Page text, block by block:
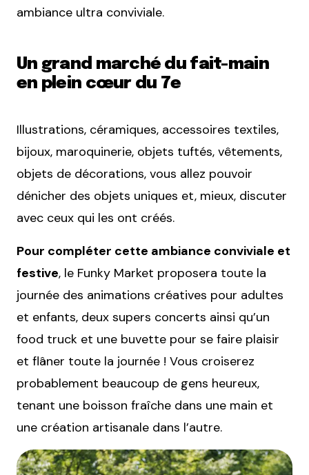
ambiance ultra conviviale.
Un grand marché du fait-main
en plein cœur du 7e
Illustrations, céramiques, accessoires textiles,
bijoux, maroquinerie, objets tuftés, vêtements,
objets de décorations, vous allez pouvoir
dénicher des objets uniques et, mieux, discuter
avec ceux qui les ont créés.
Pour compléter cette ambiance conviviale et
festive, le Funky Market proposera toute la
journée des animations créatives pour adultes
et enfants, deux supers concerts ainsi qu’un
food truck et une buvette pour se faire plaisir
et flâner toute la journée ! Vous croiserez
probablement beaucoup de gens heureux,
tenant une boisson fraîche dans une main et
une création artisanale dans l’autre.